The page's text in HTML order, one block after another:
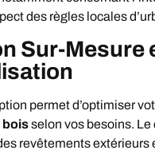
des règles locales
Sur-Mesure
permet d’optimiser
boisselon vos besoins. Le
revêtements extérieurs